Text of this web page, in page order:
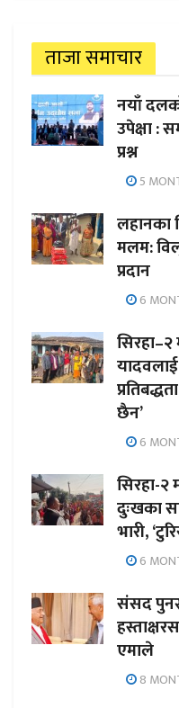
ताजा समाचार
नयाँ
उपेक्षा :
प्रश्न
5
लहानका
मलम:
प्रदान
6
सिरहा–२
छैन’
6
सिरहा-२
दुःखका
भारी,
6
संसद
एमाले
8